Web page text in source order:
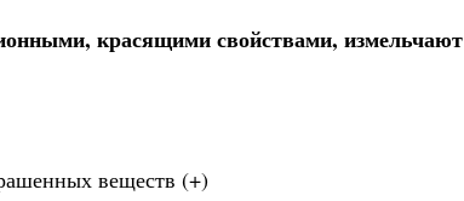
красящими свойствами, измельчают
веществ (+)